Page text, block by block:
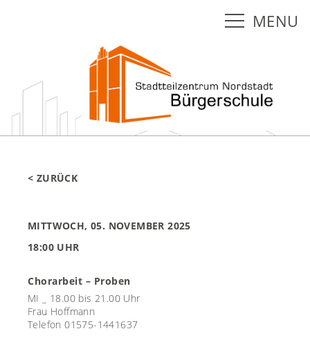
< ZURÜCK
MITTWOCH, 05. NOVEMBER 2025
18:00 UHR
Chorarbeit – Proben
MI _ 18.00 bis 21.00 Uhr
Frau Hoffmann
Telefon 01575-1441637
MENU